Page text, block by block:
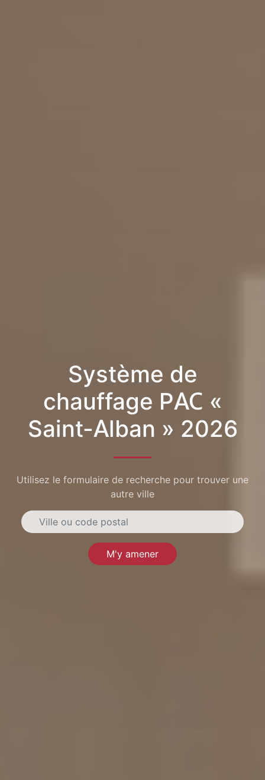
Système de
chauffage PAC «
Saint-Alban » 2026
Utilisez le formulaire de recherche pour trouver une
autre ville
M'y amener